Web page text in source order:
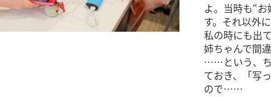
よ。当時も“
す。それ以外
私の時にも出
姉ちゃんで間
……という、ち
ておき、「写
ので……